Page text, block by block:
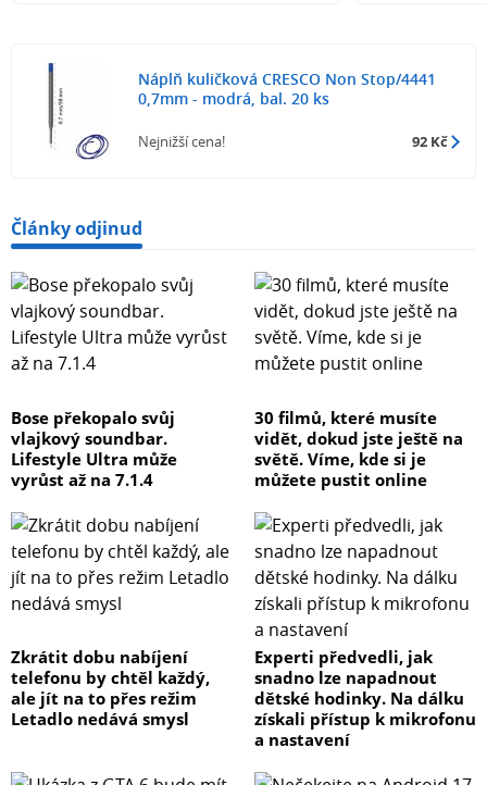
Náplň kuličková CRESCO Non Stop/4441
0,7mm - modrá, bal. 20 ks
Nejnižší cena! 92 Kč
Články odjinud
Bose překopalo svůj
vlajkový soundbar.
Lifestyle Ultra může
vyrůst až na 7.1.4
30 filmů, které musíte
vidět, dokud jste ještě na
světě. Víme, kde si je
můžete pustit online
Zkrátit dobu nabíjení
telefonu by chtěl každý,
ale jít na to přes režim
Letadlo nedává smysl
Experti předvedli, jak
snadno lze napadnout
dětské hodinky. Na dálku
získali přístup k mikrofonu
a nastavení